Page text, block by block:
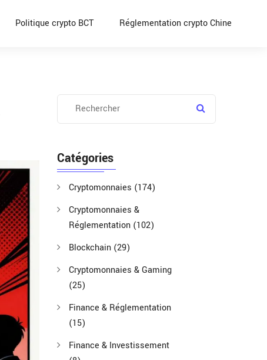
Politique crypto BCT Réglementation crypto Chine
Catégories
Cryptomonnaies (174)
Cryptomonnaies &
Réglementation (102)
Blockchain (29)
Cryptomonnaies & Gaming
(25)
Finance & Réglementation
(15)
Finance & Investissement